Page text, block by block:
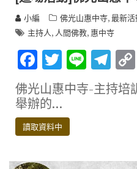
小編 佛光山惠中寺,最新
主持人, 人間佛教, 惠中寺
F
ac
e
b
o
o
T
w
it
te
r
Li
n
e
T
el
e
m
佛光山惠中寺-主持
舉辦的…
讀取資料中